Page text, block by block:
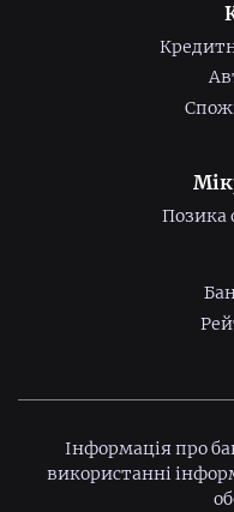
Позика
Інформація про
використанні